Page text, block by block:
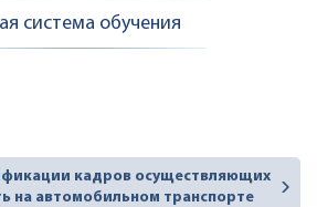
система обучения
кадров осуществляющих
на автомобильном транспорте